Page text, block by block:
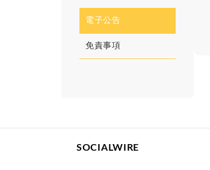
電子公告
免責事項
SOCIALWIRE